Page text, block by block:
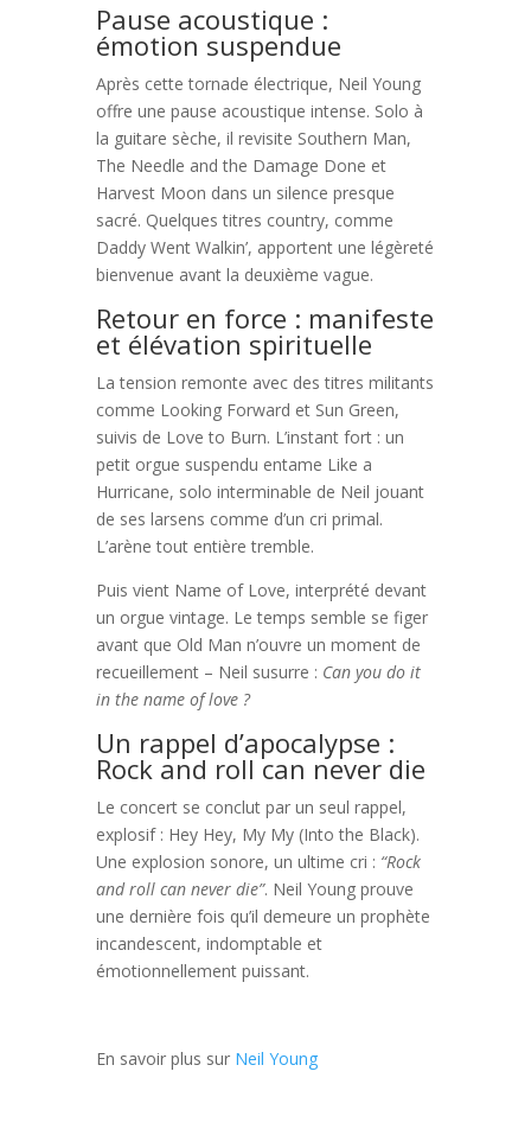
Pause acoustique :
émotion suspendue
Après cette tornade électrique, Neil Young
offre une pause acoustique intense. Solo à
la guitare sèche, il revisite Southern Man,
The Needle and the Damage Done et
Harvest Moon dans un silence presque
sacré. Quelques titres country, comme
Daddy Went Walkin’, apportent une légèreté
bienvenue avant la deuxième vague.
Retour en force : manifeste
et élévation spirituelle
La tension remonte avec des titres militants
comme Looking Forward et Sun Green,
suivis de Love to Burn. L’instant fort : un
petit orgue suspendu entame Like a
Hurricane, solo interminable de Neil jouant
de ses larsens comme d’un cri primal.
L’arène tout entière tremble.
Puis vient Name of Love, interprété devant
un orgue vintage. Le temps semble se figer
avant que Old Man n’ouvre un moment de
recueillement – Neil susurre : Can you do it
in the name of love ?
Un rappel d’apocalypse :
Rock and roll can never die
Le concert se conclut par un seul rappel,
explosif : Hey Hey, My My (Into the Black).
Une explosion sonore, un ultime cri : “Rock
and roll can never die”. Neil Young prouve
une dernière fois qu’il demeure un prophète
incandescent, indomptable et
émotionnellement puissant.
En savoir plus sur Neil Young